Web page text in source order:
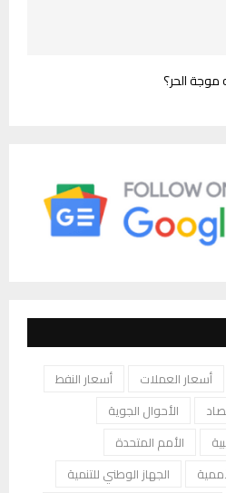
أسعار العملات
أسعار النفط
الأحوال الجوية
الأمم المتحدة
الجهاز الوطني للتنمية